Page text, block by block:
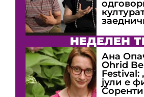
НЕДЕЛЕН
Ана
Оhrid
Festival:
јули е